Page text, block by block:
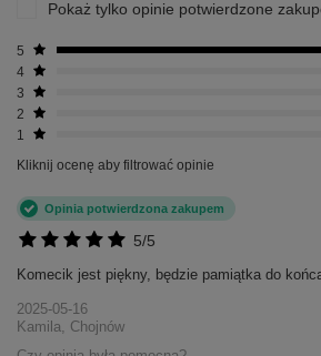
Pokaż tylko opinie potwierdzone
5
4
3
2
1
Kliknij ocenę aby filtrować opinie
5/5
Opinia potwierdzona zakupem
Komecik jest piękny, będzie pamiątka do
2025-05-16
Kamila, Chojnów